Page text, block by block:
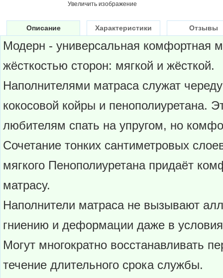
Увеличить изображение
Описание Характеристики Отзывы
Модерн - универсальная комфортная
жёсткостью сторон: мягкой и жёсткой.
Наполнителями матраса служат
кокосовой койры и пенополиуретана.
любителям спать на упругом, но
Сочетание тонких сантиметровых
мягкого Пенополиуретана придаёт
матрасу.
Наполнители матраса не вызывают
гниению и деформации даже в
Могут многократно восстанавливать
течение длительного срока службы.